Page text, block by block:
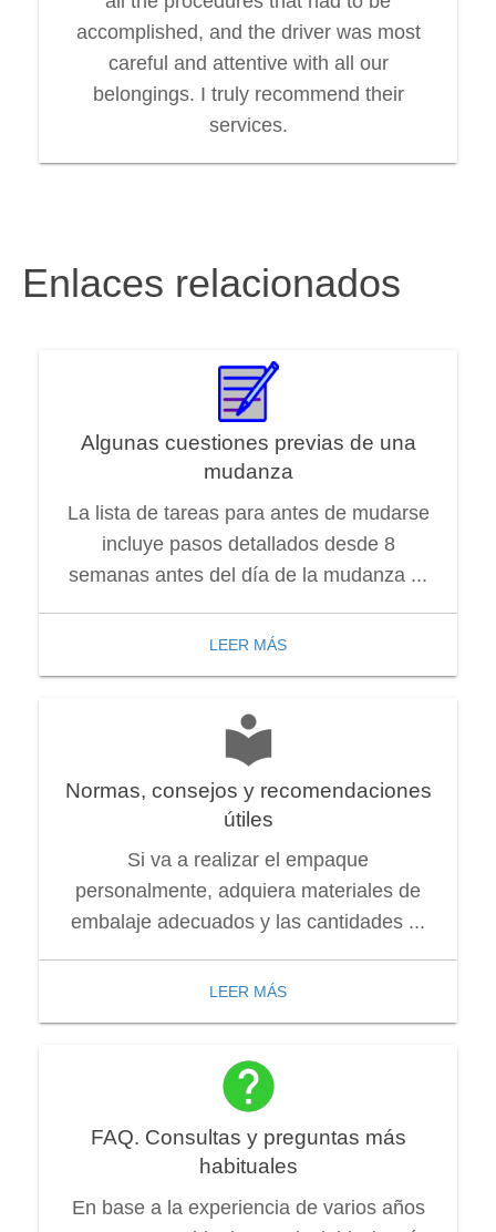
accomplished, and the driver was most
careful and attentive with all our
belongings. I truly recommend their
services.
Enlaces relacionados
Algunas cuestiones previas de una
mudanza
La lista de tareas para antes de mudarse
incluye pasos detallados desde 8
semanas antes del día de la mudanza ...
LEER MÁS
Normas, consejos y recomendaciones
útiles
Si va a realizar el empaque
personalmente, adquiera materiales de
embalaje adecuados y las cantidades ...
LEER MÁS
FAQ. Consultas y preguntas más
habituales
En base a la experiencia de varios años